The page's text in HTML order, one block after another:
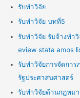
รับทำวิจัย
รับทำวิจัย บทที่5
รับทำวิจัย รับจ้างทำ
eview stata amos
รับทำวิจัยการจัดการ
รัฐประศาสนศาสตร์
รับทำวิจัยด้านกฎหม